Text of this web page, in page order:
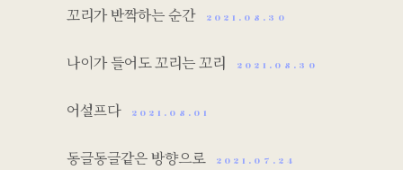
꼬리가 반짝하는 순간 2021.08.30
나이가 들어도 꼬리는 꼬리 2021.08.30
어설프다 2021.08.01
동글동글같은 방향으로 2021.07.24